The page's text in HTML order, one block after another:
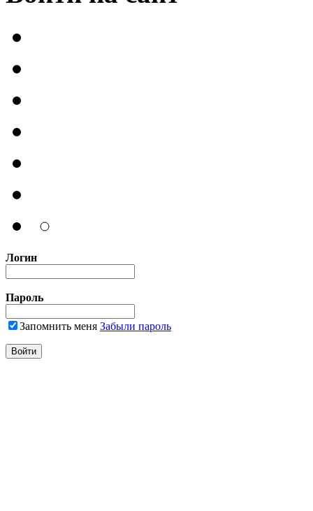
Логин
Пароль
Запомнить меня Забыли пароль